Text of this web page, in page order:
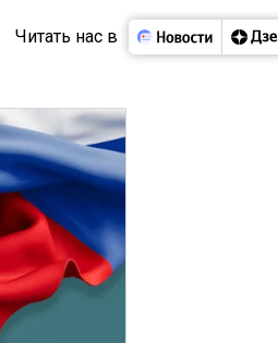
Читать нас в